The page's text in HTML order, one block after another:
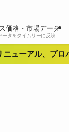
価格・市場データ
ータをタイムリーに反映
ューアル、プロ